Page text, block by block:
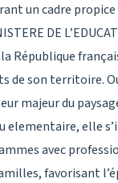
un cadre
DE
République
de son territoire.
majeur du
elementaire, elle
avec
favorisant